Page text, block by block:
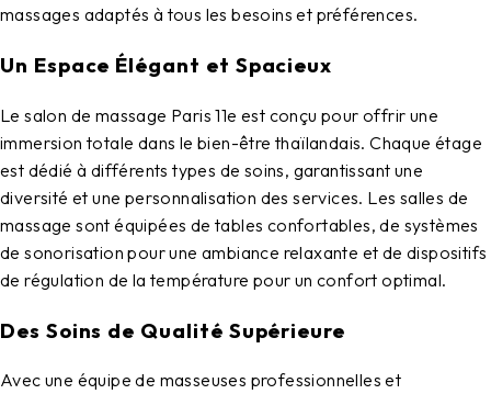
massages adaptés à tous les besoins et préférences.
Un Espace Élégant et Spacieux
Lesalon de massage Paris 11e est conçu pour offrir une
immersion totale dans le bien-être thaïlandais. Chaque étage
est dédié à différents types de soins, garantissant une
diversité et une personnalisation des services. Les salles de
massage sont équipées de tables confortables, de systèmes
de sonorisation pour une ambiance relaxante et de dispositifs
de régulation de la température pour un confort optimal.
Des Soins de Qualité Supérieure
Avec une équipe de masseuses professionnelles et